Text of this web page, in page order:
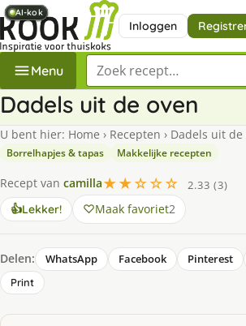
Inloggen
Menu Zoek een recept
Dadels uit de oven
U bent hier: Home › Recepten › Dadels uit de
Borrelhapjes & tapas Makkelijke recepten
Recept van camilla★★☆☆☆
2.33 (3)
👍Lekker! Maak favoriet2
Delen: WhatsApp Facebook Pinterest
Print
AI-kok
AI-kok
AI-kok
AI-kok
AI-kok
AI-kok
AI-kok